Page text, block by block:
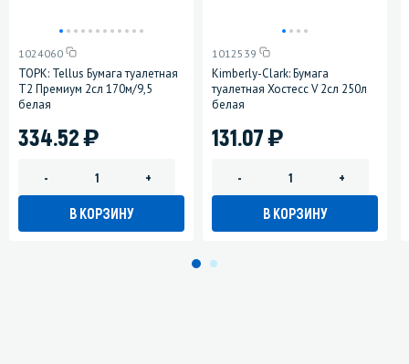
1024060
ТОРК: Tellus Бумага туалетная
T2 Премиум 2сл 170м/9,5
белая
334.52)
- +
В КОРЗИНУ
1012539
Kimberly-Clark: Бумага
туалетная Хостесс V 2сл 250л
белая
131.07)
- +
В КОРЗИНУ